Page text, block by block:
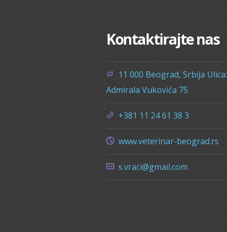
Kontaktirajte nas
11 000 Beograd, Srbija Ulica:
Admirala Vukovića 75
+381 11 24 61 38 3
www.veterinar-beograd.rs
s.vraci@gmail.com